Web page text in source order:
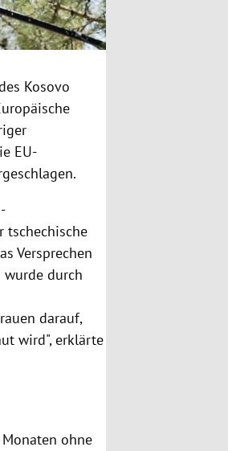
Kosovo
EU-
tschechische
Versprechen
wurde durch
darauf,
wird", erklärte
ohne